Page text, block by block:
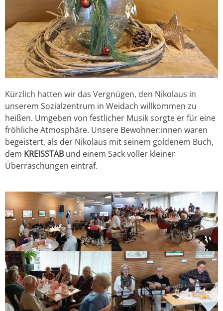
Kürzlich hatten wir das Vergnügen, den Nikolaus in
unserem Sozialzentrum in Weidach willkommen zu
heißen. Umgeben von festlicher Musik sorgte er für eine
fröhliche Atmosphäre. Unsere Bewohner:innen waren
begeistert, als der Nikolaus mit seinem goldenem Buch,
dem KREISSTAB und einem Sack voller kleiner
Überraschungen eintraf.